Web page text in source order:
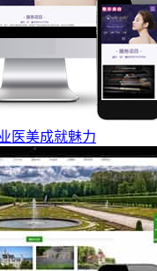
医美成就魅力